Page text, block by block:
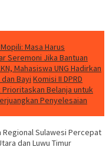
Masa Harus
Seremoni Jika Bantuan
Mahasiswa UNG Hadirkan
Bayi Komisi II DPRD
Prioritaskan Belanja untuk
Penyelesaian
Regional Sulawesi Percepat
dan Luwu Timur